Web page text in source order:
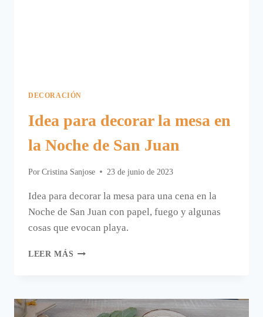
DECORACIÓN
Idea para decorar la mesa en
la Noche de San Juan
Por Cristina Sanjose 23 de junio de 2023
Idea para decorar la mesa para una cena en la
Noche de San Juan con papel, fuego y algunas
cosas que evocan playa.
LEER MÁS IDEA
MESA